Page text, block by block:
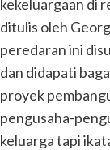
kekeluargaan di
ditulis oleh
peredaran ini
dan didapati
proyek
pengusaha-
keluarga tapi